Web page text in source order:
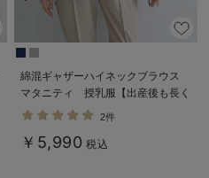
綿混ギャザーハイネックブラウス
マタニティ 授乳服【出産後も長く
使える】
2件
￥5,990 税込